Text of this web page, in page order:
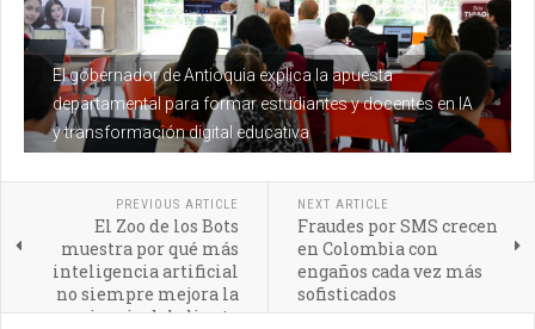
El gobernador de Antioquia explica la apuesta
departamental para formar estudiantes y docentes en IA
y transformación digital educativa
PREVIOUS ARTICLE
El Zoo de los Bots
muestra por qué más
inteligencia artificial
no siempre mejora la
experiencia del cliente
NEXT ARTICLE
Fraudes por SMS crecen
en Colombia con
engaños cada vez más
sofisticados